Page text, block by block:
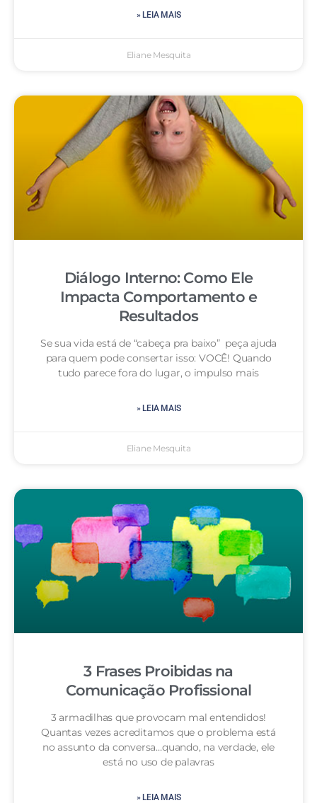
» LEIA MAIS
Eliane Mesquita
Diálogo Interno: Como Ele
Impacta Comportamento e
Resultados
Se sua vida está de “cabeça pra baixo” peça ajuda
para quem pode consertar isso: VOCÊ! Quando
tudo parece fora do lugar, o impulso mais
» LEIA MAIS
Eliane Mesquita
3 Frases Proibidas na
Comunicação Profissional
3 armadilhas que provocam mal entendidos!
Quantas vezes acreditamos que o problema está
no assunto da conversa…quando, na verdade, ele
está no uso de palavras
» LEIA MAIS